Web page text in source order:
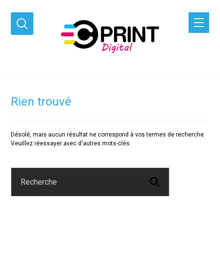
Rien trouvé
Désolé, mais aucun résultat ne correspond à vos termes de recherche.
Veuillez réessayer avec d'autres mots-clés.